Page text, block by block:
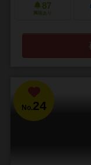
87
興味あり
No.24